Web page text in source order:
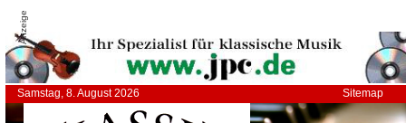
Anzeige
Samstag, 8. August 2026 Sitemap